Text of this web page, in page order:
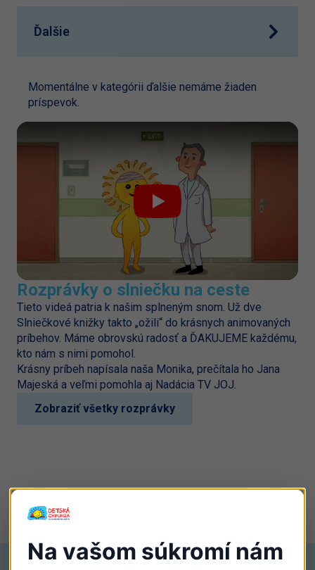
Ďalšie
Momentálne v kategórii ďalšie nemáme žiaden
príspevok.
Play
Rozprávky o slniečku na ceste
Tieto videá patria k našim splneným snom. Už dve
Slniečkové knižky takto „ožili“ do krásnych animovaných
príbehov. Máme obrovskú radosť a ĎAKUJEME každému,
kto nám s nimi pomohol.
Krásny príbeh napísala naša Monika, prečítala ho Jana
Majeská a veľmi pomohla aj Nadácia TV JOJ.
Zobraziť všetky rozprávky
Na vašom súkromí nám